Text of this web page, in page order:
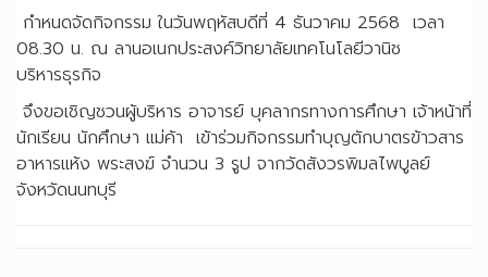
กำหนดจัดกิจกรรม ในวันพฤหัสบดีที่ 4 ธันวาคม 2568 เวลา
08.30 น. ณ ลานอเนกประสงค์วิทยาลัยเทคโนโลยีวานิช
บริหารธุรกิจ
จึงขอเชิญชวนผู้บริหาร อาจารย์ บุคลากรทางการศึกษา เจ้าหน้าที่
นักเรียน นักศึกษา แม่ค้า เข้าร่วมกิจกรรมทำบุญตักบาตรข้าวสาร
อาหารแห้ง พระสงฆ์ จำนวน 3 รูป จากวัดสังวรพิมลไพบูลย์
จังหวัดนนทบุรี